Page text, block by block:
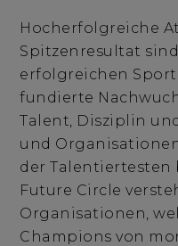
Hocherfolgreiche
Spitzenresultat
erfolgreichen
fundierte
Talent, Disziplin
und
der Talentiertesten
Future Circle
Organisationen,
Champions von